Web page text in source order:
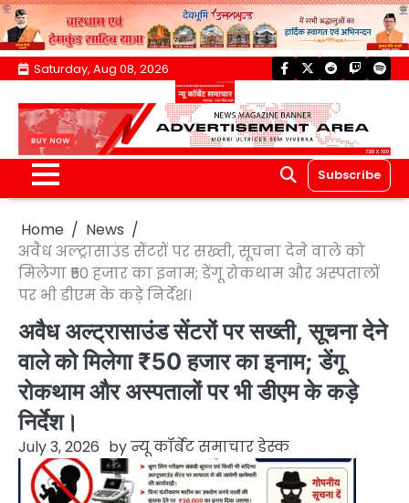
Skip
content
Saturday, Aug 08, 2026 facebook
twitterreddittwitch
Subscribe
Home
News
अवैध अल्ट्रासाउंड सेंटरों पर सख्ती, सूचना देने वाले को
मिलेगा ₹50 हजार का इनाम; डेंगू रोकथाम और अस्पतालों
पर भी डीएम के कड़े निर्देश।
अवैध अल्ट्रासाउंड सेंटरों पर सख्ती, सूचना देने
वाले को मिलेगा ₹50 हजार का इनाम; डेंगू
रोकथाम और अस्पतालों पर भी डीएम के कड़े
निर्देश।
July 3, 2026 byन्यू कॉर्बेट समाचार डेस्क